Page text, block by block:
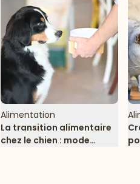
Alimentation
La transition alimentaire
chez le chien : mode